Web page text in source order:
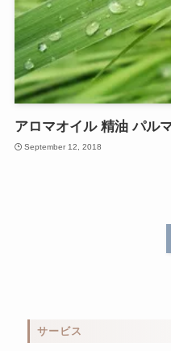
アロマオイル 精油 パル
September 12, 2018
サービス